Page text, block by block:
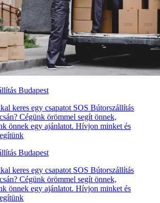
Budapest
keres egy csapatot SOS Bútorszállítás
Cégünk örömmel segít önnek,
önnek egy ajánlatot. Hívjon minket és
Budapest
keres egy csapatot SOS Bútorszállítás
Cégünk örömmel segít önnek,
önnek egy ajánlatot. Hívjon minket és